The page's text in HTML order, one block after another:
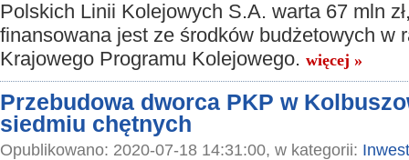
Polskich Linii Kolejowych S.A. warta 67 mln
finansowana jest ze środków budżetowych w
Krajowego Programu Kolejowego. więcej »
Przebudowa dworca PKP w
siedmiu chętnych
Opublikowano: 2020-07-18 14:31:00, w kategorii: